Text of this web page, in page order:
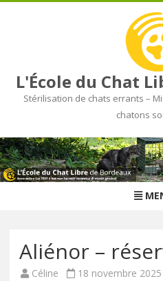
L'École du Chat
Stérilisation de chats errants –
chatons
to
Aliénor –
Céline 18 novembre 2025